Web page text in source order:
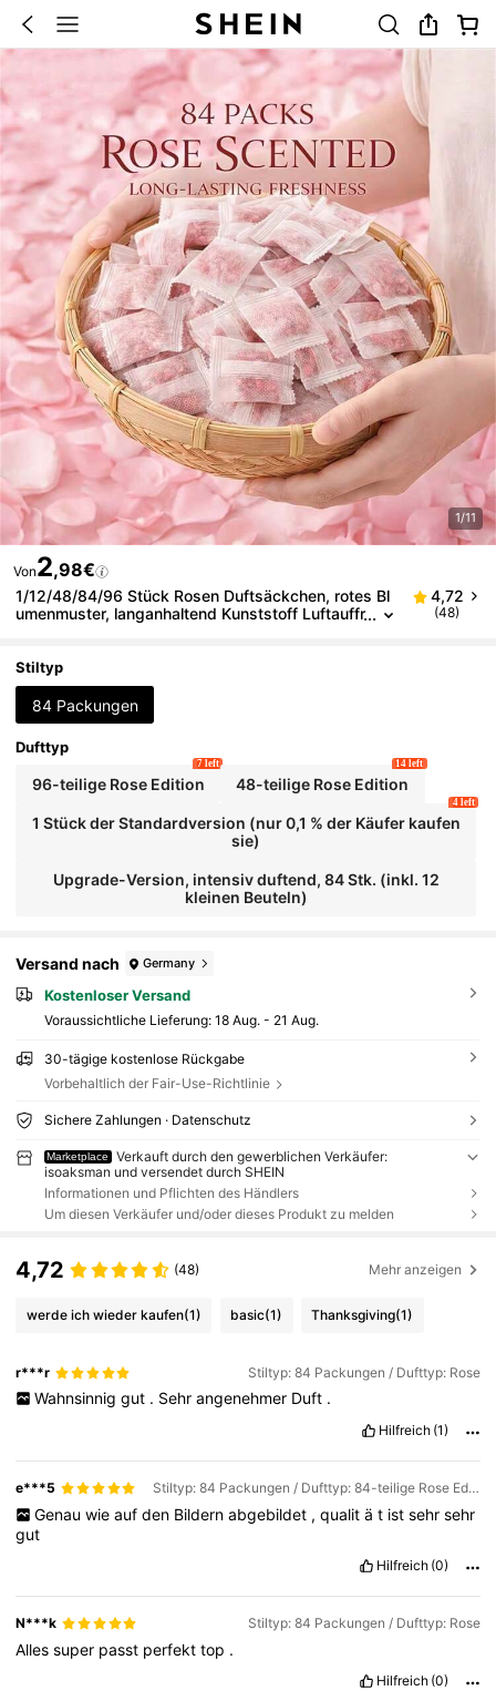
1/11
Von2,98€
1/12/48/84/96 Stück Rosen Duftsäckchen, rotes Bl
umenmuster, langanhaltend Kunststoff Luftauffr
sign, langanhaltende Frische
4,72
(48)
Stiltyp
84 Packungen
Dufttyp
96-teilige Rose Edition
7 left
48-teilige Rose Edition
14 left
1 Stück der Standardversion (nur 0,1 % der Käufer kaufen
sie)
4 left
Upgrade-Version, intensiv duftend, 84 Stk. (inkl. 12
kleinen Beuteln)
Versand nach Germany
Kostenloser Versand
Voraussichtliche Lieferung: 18 Aug. - 21 Aug.
30-tägige kostenlose Rückgabe
Vorbehaltlich der Fair-Use-Richtlinie
Sichere Zahlungen · Datenschutz
Marketplace
Verkauft durch den gewerblichen Verkäufer:
isoaksman und versendet durch SHEIN
Informationen und Pflichten des Händlers
Um diesen Verkäufer und/oder dieses Produkt zu melden
4,72 (48) Mehr anzeigen
werde ich wieder kaufen(1) basic(1) Thanksgiving(1)
r***r Stiltyp: 84 Packungen / Dufttyp: Rose
Wahnsinnig gut . Sehr angenehmer Duft .
Hilfreich (1)
e***5 Stiltyp: 84 Packungen / Dufttyp: 84-teilige Rose Edition
Genau wie auf den Bildern abgebildet , qualit ä t ist sehr sehr
gut
Hilfreich (0)
N***k Stiltyp: 84 Packungen / Dufttyp: Rose
Allessuper passt perfekttop .
Hilfreich (0)